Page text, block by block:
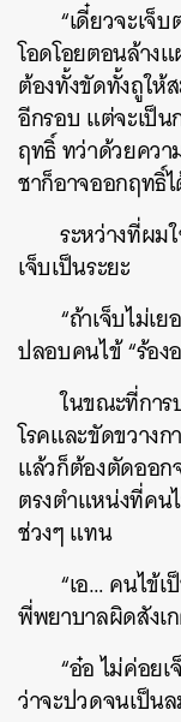
“เดี๋ยวจะเจ็
โอดโอยตอนล้าง
ต้องทั้งขัดทั้งถูให้
อีกรอบ แต่จะเป็น
ฤทธิ์ ทว่าด้วยคว
ชาก็อาจออกฤทธิ์
ระหว่างที่ผม
เจ็บเป็นระยะ
“ถ้าเจ็บไม่เ
ปลอบคนไข้ “ร้อง
ในขณะที่การ
โรคและขัดขวาง
แล้วก็ต้องตัดออก
ตรงตำแหน่งที่คน
ช่วงๆ แทน
“เอ… คนไข้เ
พี่พยาบาลผิดสังเ
“อ๋อ ไม่ค่อย
ว่าจะปวดจนเป็น